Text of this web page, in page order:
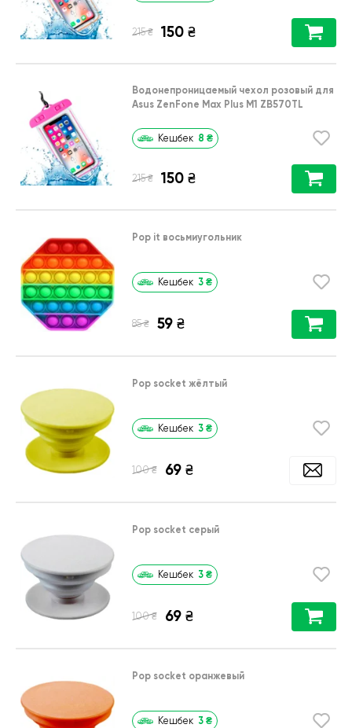
215 ₴ 150 ₴
Водонепроницаемый чехол розовый для
Asus ZenFone Max Plus M1 ZB570TL
Кешбек 8 ₴
215 ₴ 150 ₴
Pop it восьмиугольник
Кешбек 3 ₴
85 ₴ 59 ₴
Pop socket жёлтый
Кешбек 3 ₴
100 ₴ 69 ₴
Pop socket серый
Кешбек 3 ₴
100 ₴ 69 ₴
Pop socket оранжевый
Кешбек 3 ₴